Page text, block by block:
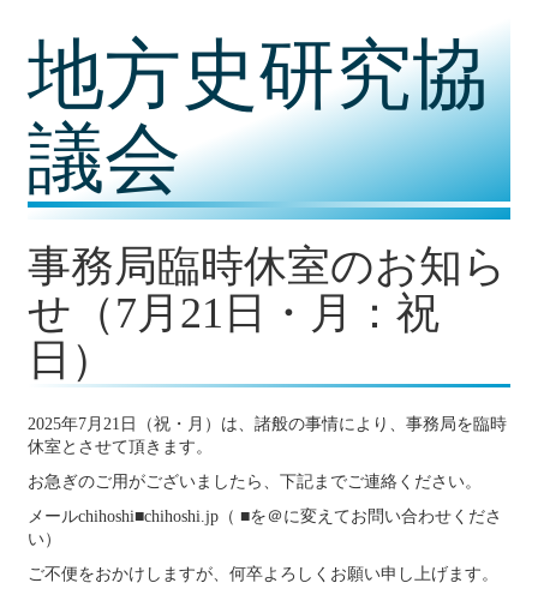
地方史研究協
議会
事務局臨時休室のお知ら
せ（7月21日・月：祝
日）
2025年7月21日（祝・月）は、諸般の事情により、事務局を臨時
休室とさせて頂きます。
お急ぎのご用がございましたら、下記までご連絡ください。
メールchihoshi■chihoshi.jp（ ■を＠に変えてお問い合わせくださ
い）
ご不便をおかけしますが、何卒よろしくお願い申し上げます。